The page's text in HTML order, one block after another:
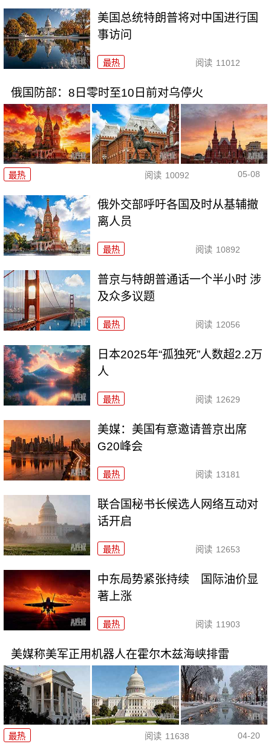
美国总统特朗普将对中国进行国
事访问
最热 阅读 11012
俄国防部：8日零时至10日前对乌停火
最热 阅读 10092 05-08
俄外交部呼吁各国及时从基辅撤
离人员
最热 阅读 10892
普京与特朗普通话一个半小时 涉
及众多议题
最热 阅读 12056
日本2025年“孤独死”人数超2.2万
人
最热 阅读 12629
美媒：美国有意邀请普京出席
G20峰会
最热 阅读 13181
联合国秘书长候选人网络互动对
话开启
最热 阅读 12653
中东局势紧张持续 国际油价显
著上涨
最热 阅读 11903
美媒称美军正用机器人在霍尔木兹海峡排雷
最热 阅读 11638 04-20